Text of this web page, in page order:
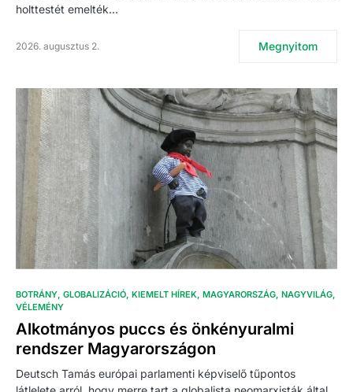
holttestét emelték…
2026. augusztus 2. Megnyitom
BOTRÁNY GLOBALIZÁCIÓ KIEMELT HÍREK MAGYARORSZÁG NAGYVILÁG
VÉLEMÉNY
Alkotmányos puccs és önkényuralmi
rendszer Magyarországon
Deutsch Tamás európai parlamenti képviselő tűpontos